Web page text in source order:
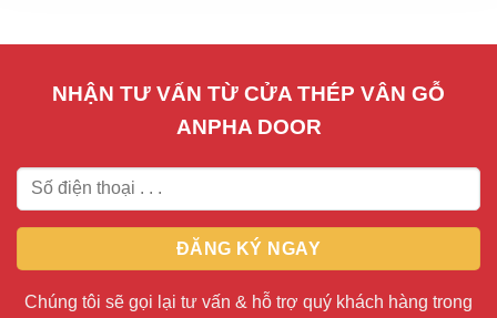
NHẬN TƯ VẤN TỪ CỬA THÉP VÂN GỖ
ANPHA DOOR
Chúng tôi sẽ gọi lại tư vấn & hỗ trợ quý khách hàng trong